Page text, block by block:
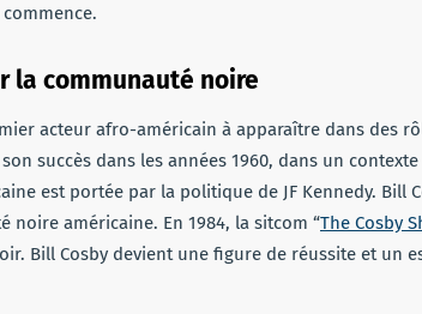
la communauté noire
acteur afro-américain à apparaître dans des
succès dans les années 1960, dans un
est portée par la politique de JF Kennedy. Bill
noire américaine. En 1984, la sitcom “The Cosby
Bill Cosby devient une figure de réussite et un